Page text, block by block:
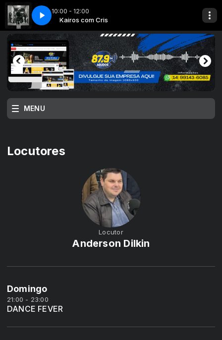
10:00 - 12:00
Kairos com Cris
VH GIRO
MENU
Locutores
Locutor
Anderson Dilkin
Domingo
21:00 - 23:00
DANCE FEVER